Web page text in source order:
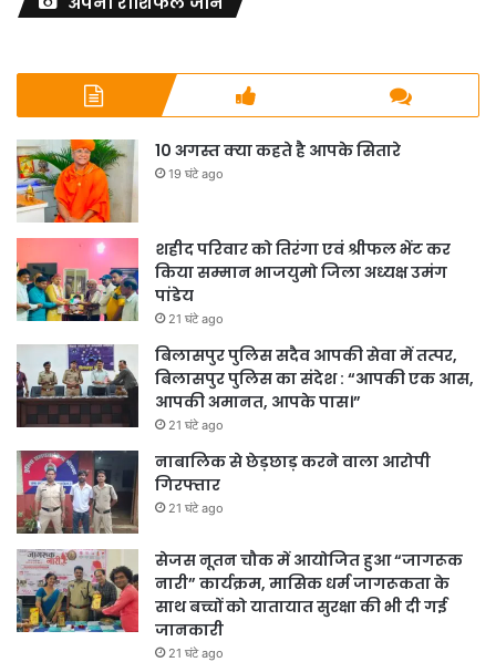
10 अगस्त क्या कहते है आपके सितारे
19 घंटे ago
शहीद परिवार को तिरंगा एवं श्रीफल भेंट कर
किया सम्मान भाजयुमो जिला अध्यक्ष उमंग
पांडेय
21 घंटे ago
बिलासपुर पुलिस सदैव आपकी सेवा में तत्पर,
बिलासपुर पुलिस का संदेश : “आपकी एक आस,
आपकी अमानत, आपके पास।”
21 घंटे ago
नाबालिक से छेड़छाड़ करने वाला आरोपी
गिरफ्तार
21 घंटे ago
सेजस नूतन चौक में आयोजित हुआ “जागरूक
नारी” कार्यक्रम, मासिक धर्म जागरूकता के
साथ बच्चों को यातायात सुरक्षा की भी दी गई
जानकारी
21 घंटे ago